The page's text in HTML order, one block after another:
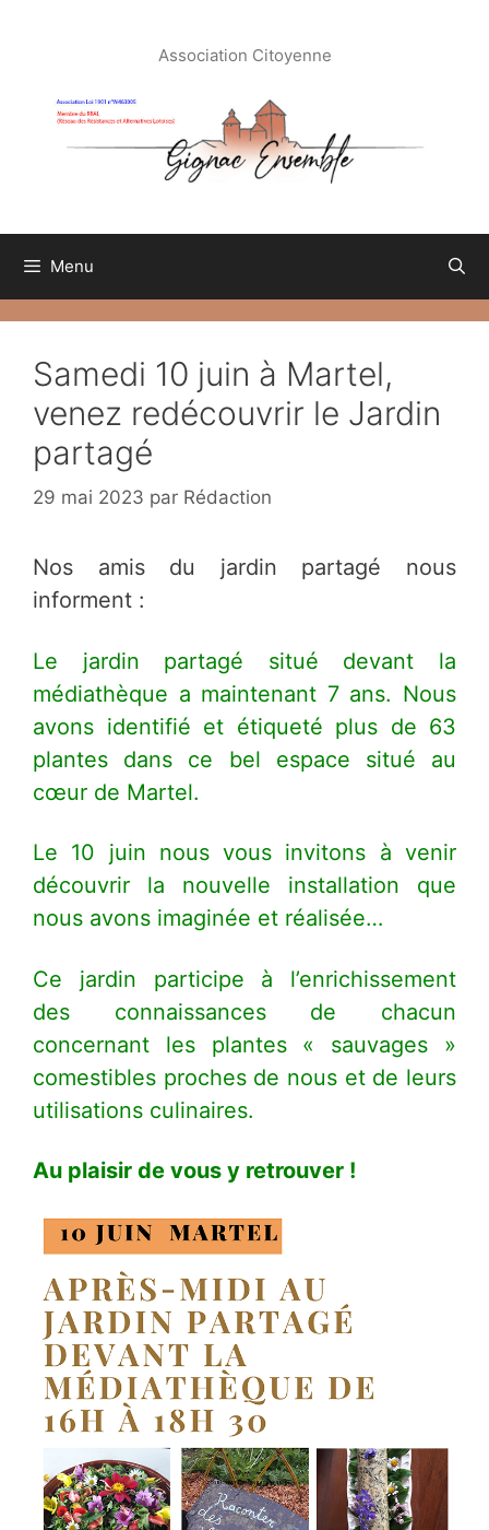
Association Citoyenne
Menu
Samedi 10 juin à Martel,
venez redécouvrir le Jardin
partagé
29 mai 2023 par Rédaction
Nos amis du jardin partagé nous
informent :
Le jardin partagé situé devant la
médiathèque a maintenant 7 ans. Nous
avons identifié et étiqueté plus de 63
plantes dans ce bel espace situé au
cœur de Martel.
Le 10 juin nous vous invitons à venir
découvrir la nouvelle installation que
nous avons imaginée et réalisée…
Ce jardin participe à l’enrichissement
des connaissances de chacun
concernant les plantes « sauvages »
comestibles proches de nous et de leurs
utilisations culinaires.
Au plaisir de vous y retrouver !